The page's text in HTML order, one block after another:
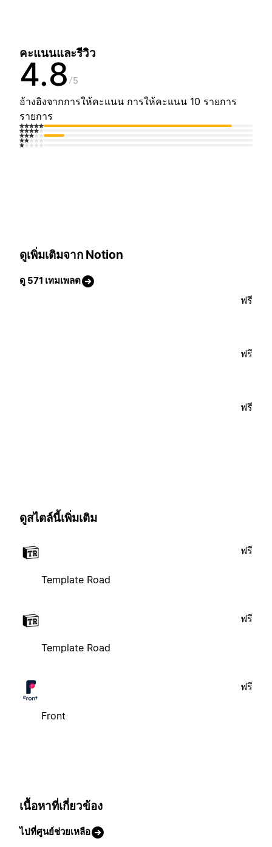
คะแนนและรีวิว
4.8 5
อ้างอิงจากการให้คะแนน การให้คะแนน 10 รายการ
รายการ
ดูเพิ่มเติมจาก Notion
ดู 571 เทมเพลต
ฟรี
ฟรี
ฟรี
ดูสไตล์นี้เพิ่มเติม
Template Road
ฟรี
Template Road
ฟรี
Front
ฟรี
เนื้อหาที่เกี่ยวข้อง
ไปที่ศูนย์ช่วยเหลือ